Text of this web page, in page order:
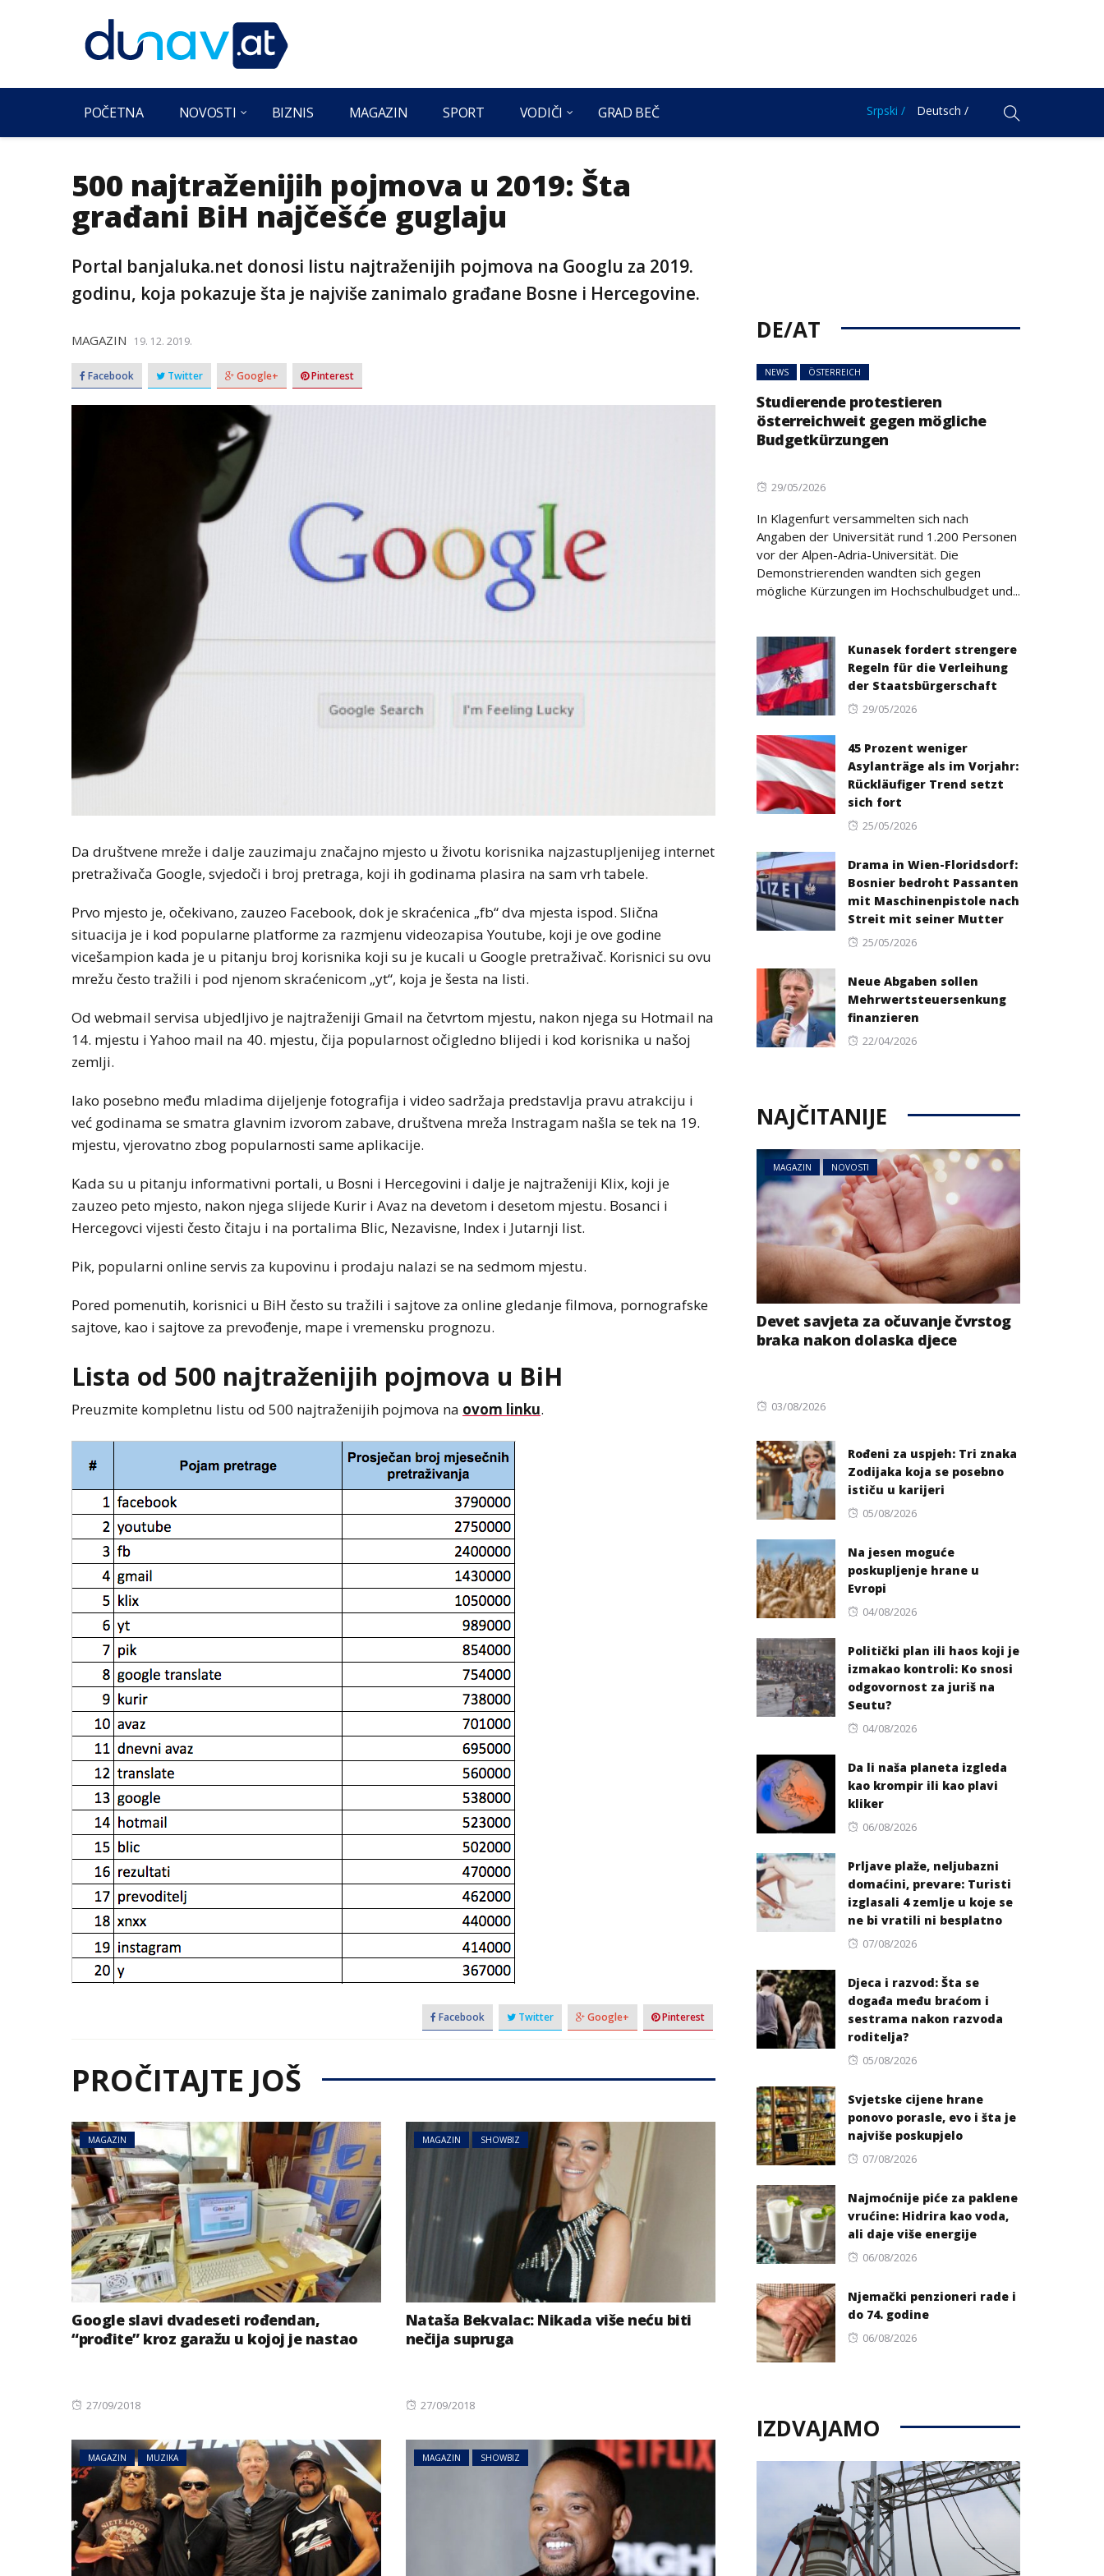
POČETNA NOVOSTI BIZNIS MAGAZIN SPORT VODIČI GRAD BEČ Srpski / Deutsch /
500 najtraženijih pojmova u 2019: Šta
građani BiH najčešće guglaju
Portal banjaluka.net donosi listu najtraženijih pojmova na Googlu za 2019.
godinu, koja pokazuje šta je najviše zanimalo građane Bosne i Hercegovine.
MAGAZIN 19. 12. 2019.
Facebook Twitter Google+ Pinterest
Da društvene mreže i dalje zauzimaju značajno mjesto u životu korisnika najzastupljenijeg internet
pretraživača Google, svjedoči i broj pretraga, koji ih godinama plasira na sam vrh tabele.
Prvo mjesto je, očekivano, zauzeo Facebook, dok je skraćenica „fb“ dva mjesta ispod. Slična
situacija je i kod popularne platforme za razmjenu videozapisa Youtube, koji je ove godine
vicešampion kada je u pitanju broj korisnika koji su je kucali u Google pretraživač. Korisnici su ovu
mrežu često tražili i pod njenom skraćenicom „yt“, koja je šesta na listi.
Od webmail servisa ubjedljivo je najtraženiji Gmail na četvrtom mjestu, nakon njega su Hotmail na
14. mjestu i Yahoo mail na 40. mjestu, čija popularnost očigledno blijedi i kod korisnika u našoj
zemlji.
Iako posebno među mladima dijeljenje fotografija i video sadržaja predstavlja pravu atrakciju i
već godinama se smatra glavnim izvorom zabave, društvena mreža Instragam našla se tek na 19.
mjestu, vjerovatno zbog popularnosti same aplikacije.
Kada su u pitanju informativni portali, u Bosni i Hercegovini i dalje je najtraženiji Klix, koji je
zauzeo peto mjesto, nakon njega slijede Kurir i Avaz na devetom i desetom mjestu. Bosanci i
Hercegovci vijesti često čitaju i na portalima Blic, Nezavisne, Index i Jutarnji list.
Pik, popularni online servis za kupovinu i prodaju nalazi se na sedmom mjestu.
Pored pomenutih, korisnici u BiH često su tražili i sajtove za online gledanje filmova, pornografske
sajtove, kao i sajtove za prevođenje, mape i vremensku prognozu.
Lista od 500 najtraženijih pojmova u BiH
Preuzmite kompletnu listu od 500 najtraženijih pojmova na ovom linku.
Facebook Twitter Google+ Pinterest
PROČITAJTE JOŠ
MAGAZIN
Google slavi dvadeseti rođendan,
“prođite” kroz garažu u kojoj je nastao
Posted
27/09/2018
MAGAZIN SHOWBIZ
Nataša Bekvalac: Nikada više neću biti
nečija supruga
Posted
27/09/2018
MAGAZIN MUZIKA MAGAZIN SHOWBIZ
DE/AT
NEWS ÖSTERREICH
Studierende protestieren
österreichweit gegen mögliche
Budgetkürzungen
Posted
29/05/2026
In Klagenfurt versammelten sich nach
Angaben der Universität rund 1.200 Personen
vor der Alpen-Adria-Universität. Die
Demonstrierenden wandten sich gegen
mögliche Kürzungen im Hochschulbudget und...
Kunasek fordert strengere
Regeln für die Verleihung
der Staatsbürgerschaft
Posted
29/05/2026
45 Prozent weniger
Asylanträge als im Vorjahr:
Rückläufiger Trend setzt
sich fort
Posted
25/05/2026
Drama in Wien-Floridsdorf:
Bosnier bedroht Passanten
mit Maschinenpistole nach
Streit mit seiner Mutter
Posted
25/05/2026
Neue Abgaben sollen
Mehrwertsteuersenkung
finanzieren
Posted
22/04/2026
NAJČITANIJE
MAGAZIN NOVOSTI
Devet savjeta za očuvanje čvrstog
braka nakon dolaska djece
Posted
03/08/2026
Rođeni za uspjeh: Tri znaka
Zodijaka koja se posebno
ističu u karijeri
Posted
05/08/2026
Na jesen moguće
poskupljenje hrane u
Evropi
Posted
04/08/2026
Politički plan ili haos koji je
izmakao kontroli: Ko snosi
odgovornost za juriš na
Seutu?
Posted
04/08/2026
Da li naša planeta izgleda
kao krompir ili kao plavi
kliker
Posted
06/08/2026
Prljave plaže, neljubazni
domaćini, prevare: Turisti
izglasali 4 zemlje u koje se
ne bi vratili ni besplatno
Posted
07/08/2026
Djeca i razvod: Šta se
događa među braćom i
sestrama nakon razvoda
roditelja?
Posted
05/08/2026
Svjetske cijene hrane
ponovo porasle, evo i šta je
najviše poskupjelo
Posted
07/08/2026
Najmoćnije piće za paklene
vrućine: Hidrira kao voda,
ali daje više energije
Posted
06/08/2026
Njemački penzioneri rade i
do 74. godine
Posted
06/08/2026
IZDVAJAMO